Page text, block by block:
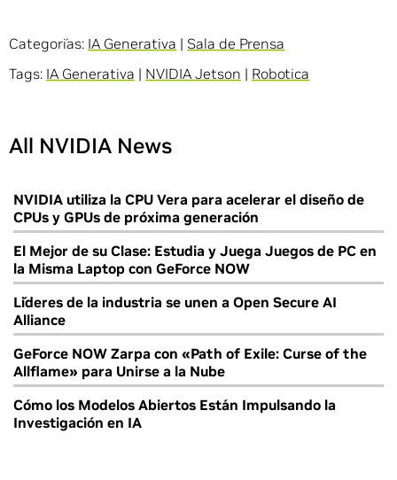
Categorías: IA Generativa | Sala de Prensa
Tags: IA Generativa | NVIDIA Jetson | Robotica
All NVIDIA News
NVIDIA utiliza la CPU Vera para acelerar el diseño de
CPUs y GPUs de próxima generación
El Mejor de su Clase: Estudia y Juega Juegos de PC en
la Misma Laptop con GeForce NOW
Líderes de la industria se unen a Open Secure AI
Alliance
GeForce NOW Zarpa con «Path of Exile: Curse of the
Allflame» para Unirse a la Nube
Cómo los Modelos Abiertos Están Impulsando la
Investigación en IA